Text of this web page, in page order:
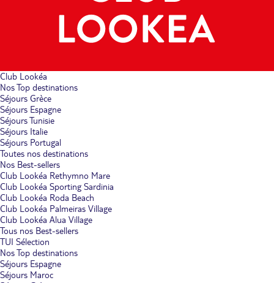
Club Lookéa
Nos Top destinations
Séjours Grèce
Séjours Espagne
Séjours Tunisie
Séjours Italie
Séjours Portugal
Toutes nos destinations
Nos Best-sellers
Club Lookéa Rethymno Mare
Club Lookéa Sporting Sardinia
Club Lookéa Roda Beach
Club Lookéa Palmeiras Village
Club Lookéa Alua Village
Tous nos Best-sellers
TUI Sélection
Nos Top destinations
Séjours Espagne
Séjours Maroc